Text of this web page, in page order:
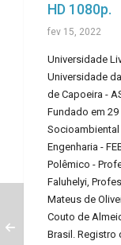
HD 1080p.
fev 15, 2022
Universidade
Universidade
de Capoeira -
Fundado em
Socioambiental
Engenharia -
Polêmico -
Faluhelyi,
Mateus de
Couto de
Brasil. Registro